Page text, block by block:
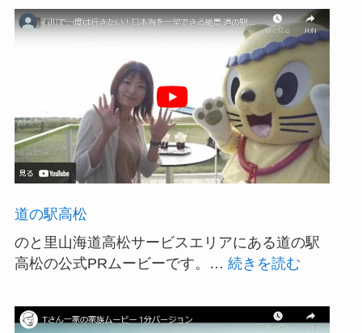
道の駅高松
のと里山海道高松サービスエリアにある道の駅
高松の公式PRムービーです。… 続きを読む:
の
駅